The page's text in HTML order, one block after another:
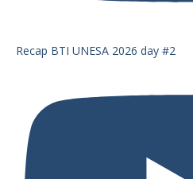
Recap BTI UNESA 2026 day #2